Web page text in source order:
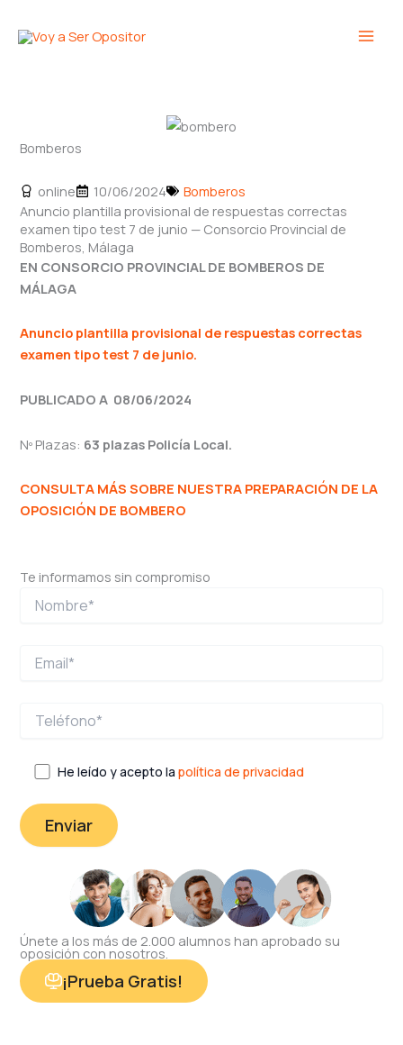
Bomberos
online 10/06/2024
Bomberos
Anuncio plantilla provisional de respuestas correctas
examen tipo test 7 de junio — Consorcio Provincial de
Bomberos, Málaga
EN CONSORCIO PROVINCIAL DE BOMBEROS DE
MÁLAGA
Anuncio plantilla provisional de respuestas correctas
examen tipo test 7 de junio.
PUBLICADO A 08/06/2024
Nº Plazas: 63 plazas Policía Local.
CONSULTA MÁS SOBRE NUESTRA PREPARACIÓN DE LA
OPOSICIÓN DE BOMBERO
Te informamos sin compromiso
He leído y acepto lapolítica de privacidad
Únete a los más de 2.000 alumnos han aprobado su
oposición con nosotros.
¡Prueba Gratis!